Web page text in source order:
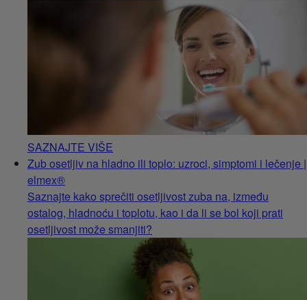
SAZNAJTE VIŠE
Zub osetljiv na hladno ili toplo: uzroci, simptomi i lečenje |
elmex®
Saznajte kako sprečiti osetljivost zuba na, između
ostalog, hladnoću i toplotu, kao i da li se bol koji prati
osetljivost može smanjiti?